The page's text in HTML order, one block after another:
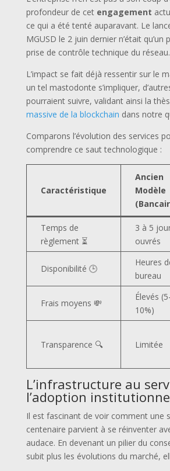
profondeur de cet engagement
ce qui a été tenté auparavant. Le
MGUSD le 2 juin dernier n’était qu’un
prise de contrôle technique du réseau.
L’impact se fait déjà ressentir sur le
un tel mastodonte s’impliquer,
pourraient suivre, validant ainsi la
massive de la blockchain dans notre
Comparons l’évolution des services
comprendre ce saut technologique :
Caractéristique
Ancien
Modèle
Temps de
règlement ⏳
3 à 5
ouvrés
Disponibilité 🕒
Heures
bureau
Frais moyens 💸
Élevés (5-
10%)
Transparence 🔍 Limitée
L’infrastructure au
l’adoption
Il est fascinant de voir comment une
centenaire parvient à se réinventer
audace. En devenant un pilier du
subit plus les évolutions du marché,